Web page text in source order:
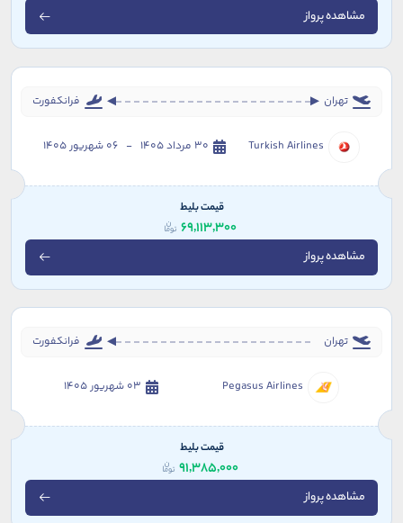
مشاهده پرواز
تهران فرانکفورت
Turkish Airlines 30 مرداد 1405 - 06 شهریور 1405
قیمت بلیط
69,113,300
مشاهده پرواز
تهران فرانکفورت
Pegasus Airlines 03 شهریور 1405
قیمت بلیط
91,385,000
مشاهده پرواز